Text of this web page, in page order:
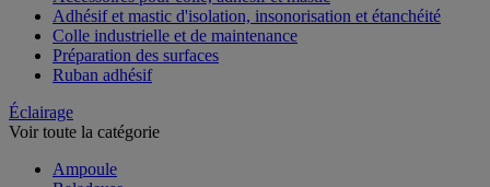
Adhésif et mastic d'isolation, insonorisation et étanchéité
Colle industrielle et de maintenance
Préparation des surfaces
Ruban adhésif
Éclairage
Voir toute la catégorie
Ampoule